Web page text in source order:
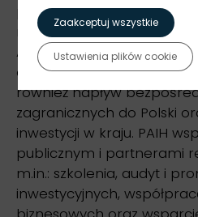
promuje rodzime produkty
rozwiązania
Agencja pomaga
optymalnej ścieżki
również napływ
zagranicznych do Polski
inwestycji w kraju. PAIH
publicznym i partnerami
m.in.: szkolenia, audyt i
inwestycyjnych,
Zaakceptuj wszystkie
Ustawienia plików cookie